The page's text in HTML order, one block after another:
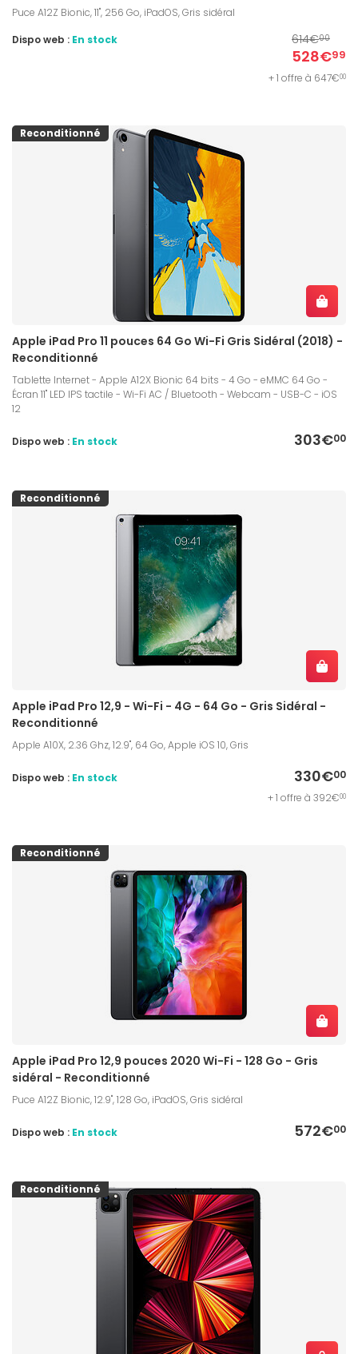
Puce A12Z Bionic, 11", 256 Go, iPadOS, Gris sidéral
614€00
528€99
Dispo web : En stock
+ 1 offre à 647€00
Reconditionné
Apple iPad Pro 11 pouces 64 Go Wi-Fi Gris Sidéral (2018) -
Reconditionné
Tablette Internet - Apple A12X Bionic 64 bits - 4 Go - eMMC 64 Go -
Écran 11" LED IPS tactile - Wi-Fi AC / Bluetooth - Webcam - USB-C - iOS
12
303€00
Dispo web : En stock
Reconditionné
Apple iPad Pro 12,9 - Wi-Fi - 4G - 64 Go - Gris Sidéral -
Reconditionné
Apple A10X, 2.36 Ghz, 12.9'', 64 Go, Apple iOS 10, Gris
330€00
Dispo web : En stock
+ 1 offre à 392€00
Reconditionné
Apple iPad Pro 12,9 pouces 2020 Wi-Fi - 128 Go - Gris
sidéral - Reconditionné
Puce A12Z Bionic, 12.9", 128 Go, iPadOS, Gris sidéral
572€00
Dispo web : En stock
Reconditionné